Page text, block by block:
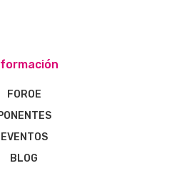
FOROE
EVENTOS
BLOG